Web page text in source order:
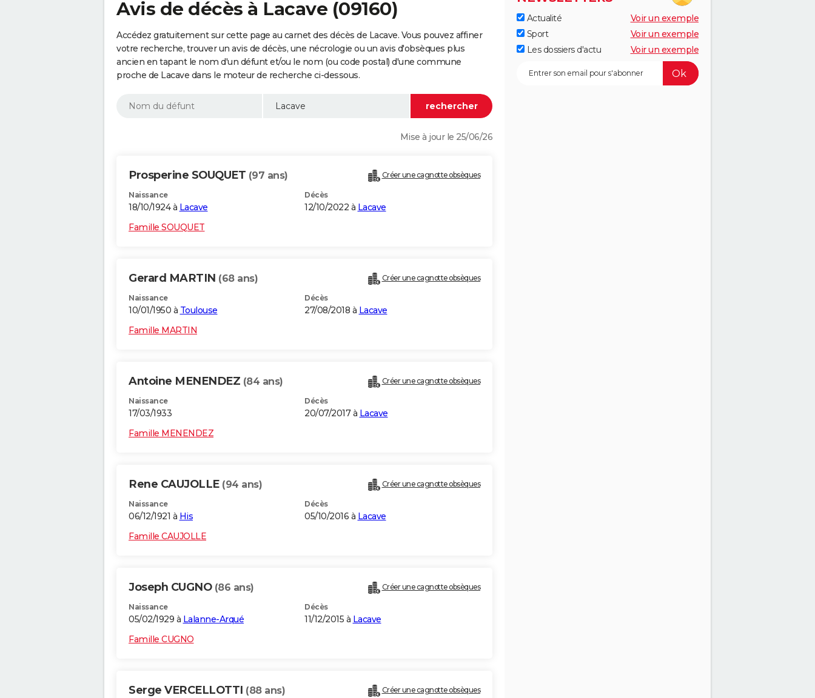
Avis de décès à Lacave (09160)
Accédez gratuitement sur cette page au carnet des décès de Lacave. Vous pouvez affiner
votre recherche, trouver un avis de décès, une nécrologie ou un avis d'obsèques plus
ancien en tapant le nom d'un défunt et/ou le nom (ou code postal) d'une commune
proche de Lacave dans le moteur de recherche ci-dessous.
Mise à jour le 25/06/26
Prosperine SOUQUET (97 ans) Créer une cagnotte obsèques
Naissance
18/10/1924 à Lacave
Décès
12/10/2022 à Lacave
Famille SOUQUET
Gerard MARTIN (68 ans) Créer une cagnotte obsèques
Naissance
10/01/1950 à Toulouse
Décès
27/08/2018 à Lacave
Famille MARTIN
Antoine MENENDEZ (84 ans) Créer une cagnotte obsèques
Naissance
17/03/1933
Décès
20/07/2017 à Lacave
Famille MENENDEZ
Rene CAUJOLLE (94 ans) Créer une cagnotte obsèques
Naissance
06/12/1921 à His
Décès
05/10/2016 à Lacave
Famille CAUJOLLE
Joseph CUGNO (86 ans) Créer une cagnotte obsèques
Naissance
05/02/1929 à Lalanne-Arqué
Décès
11/12/2015 à Lacave
Famille CUGNO
Serge VERCELLOTTI (88 ans) Créer une cagnotte obsèques
Actualité
Voir un exemple
Sport
Voir un exemple
Les dossiers d'actu
Voir un exemple